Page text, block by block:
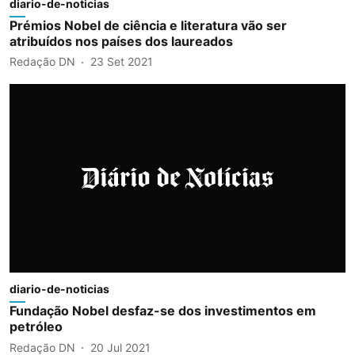
diario-de-noticias
Prémios Nobel de ciência e literatura vão ser
atribuídos nos países dos laureados
Redação DN 23 Set 2021
diario-de-noticias
Fundação Nobel desfaz-se dos investimentos em
petróleo
Redação DN 20 Jul 2021